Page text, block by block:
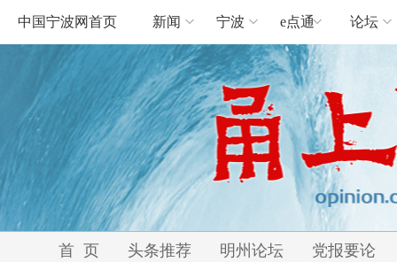
中国宁波网首页 新闻 宁波 e点通 论坛
首 页 头条推荐 明州论坛 党报要论